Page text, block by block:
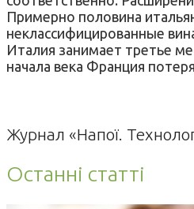
Примерно половина
неклассифицированные
Италия занимает третье
начала века Франция
Журнал «Напої.
Останні статті